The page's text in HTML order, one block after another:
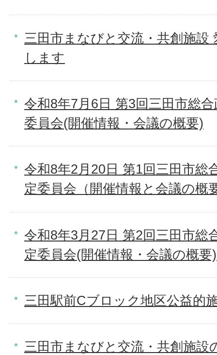
三田市まなびと交流・共創施設
します
令和8年7月6日 第3回三田市総
委員会(開催情報・会議の概要)
令和8年2月20日 第1回三田市総
定委員会（開催情報と会議の概
令和8年3月27日 第2回三田市総
定委員会(開催情報・会議の概要)
三田駅前Cブロック地区公益的
三田市まなびと交流・共創施設